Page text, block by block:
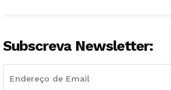
Subscreva Newsletter: